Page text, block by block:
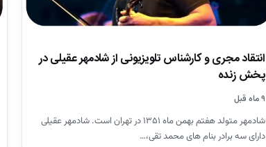
انتقاد مجری و کارشناس تلویزیونی از شادمهر عقیلی در
پخش زنده
۹ ماه قبل
شادمهر متولد هفتم بهمن ماه ۱۳۵۱ در تهران است. شادمهر عقیلی
دارای سه برادر بنام های محمد تقی،…